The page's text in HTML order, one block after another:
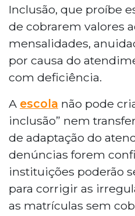
Inclusão, que proíbe
de cobrarem valores
mensalidades,
por causa do
com deficiência.
A escola não pode
inclusão” nem
de adaptação do
denúncias forem
instituições poderão
para corrigir as
as matrículas sem